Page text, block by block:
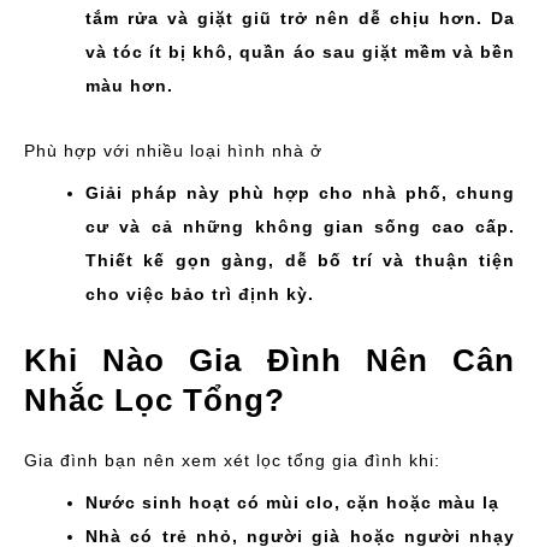
tắm rửa và giặt giũ trở nên dễ chịu hơn. Da
và tóc ít bị khô, quần áo sau giặt mềm và bền
màu hơn.
Phù hợp với nhiều loại hình nhà ở
Giải pháp này phù hợp cho nhà phố, chung
cư và cả những không gian sống cao cấp.
Thiết kế gọn gàng, dễ bố trí và thuận tiện
cho việc bảo trì định kỳ.
Khi Nào Gia Đình Nên Cân
Nhắc Lọc Tổng?
Gia đình bạn nên xem xét lọc tổng gia đình khi:
Nước sinh hoạt có mùi clo, cặn hoặc màu lạ
Nhà có trẻ nhỏ, người già hoặc người nhạy